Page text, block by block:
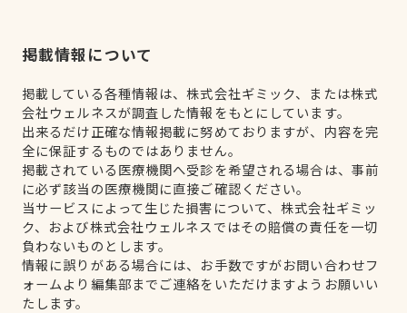
掲載情報について
掲載している各種情報は、株式会社ギミック、または株式
会社ウェルネスが調査した情報をもとにしています。
出来るだけ正確な情報掲載に努めておりますが、内容を完
全に保証するものではありません。
掲載されている医療機関へ受診を希望される場合は、事前
に必ず該当の医療機関に直接ご確認ください。
当サービスによって生じた損害について、株式会社ギミッ
ク、および株式会社ウェルネスではその賠償の責任を一切
負わないものとします。
情報に誤りがある場合には、お手数ですがお問い合わせフ
ォームより編集部までご連絡をいただけますようお願いい
たします。